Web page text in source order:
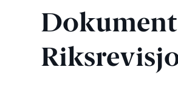
Dokument